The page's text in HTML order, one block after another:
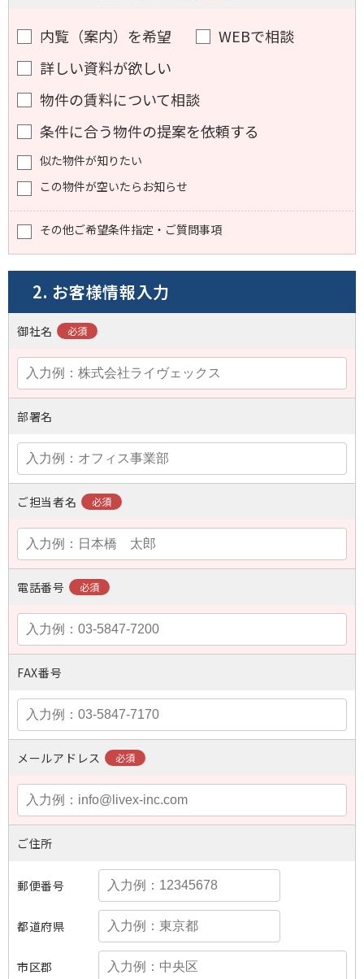
内覧（案内）を希望
WEBで相談
詳しい資料が欲しい
物件の賃料について相談
条件に合う物件の提案を依頼する
似た物件が知りたい
この物件が空いたらお知らせ
その他ご希望条件指定・ご質問事項
2. お客様情報入力
御社名
部署名
ご担当者名
電話番号
FAX番号
メールアドレス
ご住所
郵便番号
都道府県
市区郡